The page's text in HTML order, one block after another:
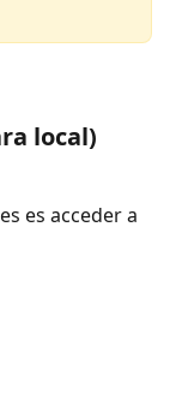
local)
es acceder a